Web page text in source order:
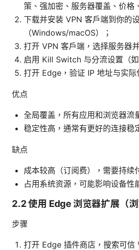
策、强加密、服务器覆盖、价格
下载并安装 VPN 客户端到你的
（Windows/macOS）；
打开 VPN 客户端，选择服务器
启用 Kill Switch 与分流设置（如
打开 Edge，验证 IP 地址与实际
优点
全局覆盖，所有应用和浏览器流
稳定性高，通常有更好的连接稳
缺点
成本较高（订阅费），需要持续
占用系统资源，可能影响设备性
2.2 使用 Edge 浏览器扩展（浏
步骤
打开 Edge 插件商店，搜索可信